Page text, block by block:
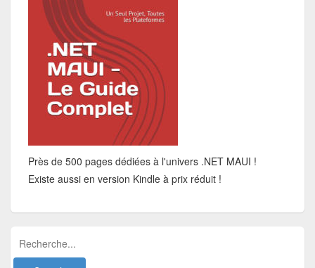
Près de 500 pages dédiées à l'univers .NET MAUI !
Existe aussi en version Kindle à prix réduit !